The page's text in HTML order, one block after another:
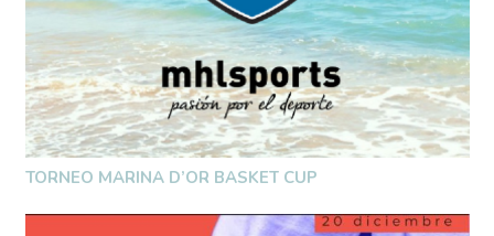
TORNEO MARINA D’OR BASKET CUP